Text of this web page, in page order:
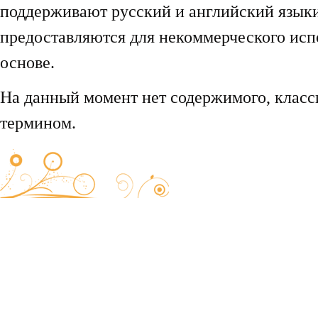
поддерживают русский и английский
предоставляются для некоммерческого
основе.
На данный момент нет содержимого,
термином.